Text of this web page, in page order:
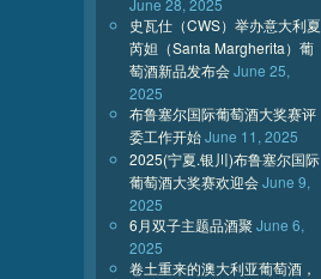
June 28, 2025
史瓦仕（CWS）举办意大利夏
芮妲（Santa Margherita）葡
萄酒新品发布会June 25,
2025
布鲁塞尔国际葡萄酒大奖赛评
委工作开始June 11, 2025
2025(宁夏.银川)布鲁塞尔国际
葡萄酒大奖赛欢迎会June 9,
2025
6月双子主题品酒聚 June 6,
2025
卷土重来的澳大利亚葡萄酒，